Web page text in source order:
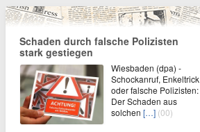
Schaden durch falsche Polizisten
stark gestiegen
Wiesbaden (dpa) -
Schockanruf, Enkeltrick
oder falsche Polizisten:
Der Schaden aus
solchen […] (00)